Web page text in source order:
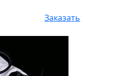
Заказать